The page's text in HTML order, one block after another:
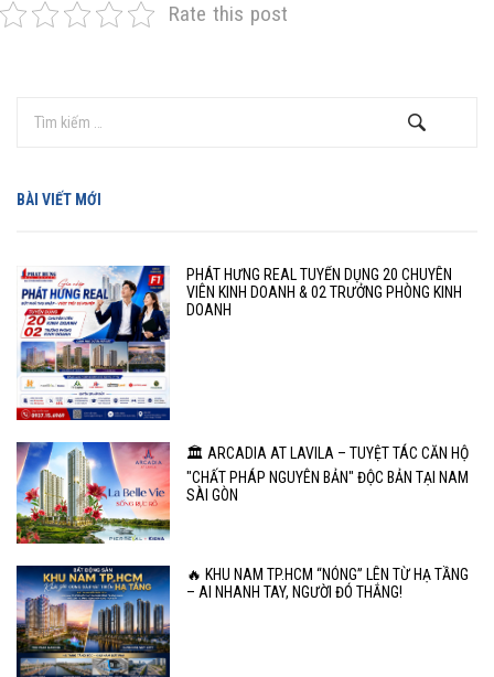
Rate this post
BÀI VIẾT MỚI
PHÁT HƯNG REAL TUYỂN DỤNG 20 CHUYÊN
VIÊN KINH DOANH & 02 TRƯỞNG PHÒNG KINH
DOANH
🏛️ ARCADIA AT LAVILA – TUYỆT TÁC CĂN HỘ
"CHẤT PHÁP NGUYÊN BẢN" ĐỘC BẢN TẠI NAM
SÀI GÒN
🔥 KHU NAM TP.HCM “NÓNG” LÊN TỪ HẠ TẦNG
– AI NHANH TAY, NGƯỜI ĐÓ THẮNG!